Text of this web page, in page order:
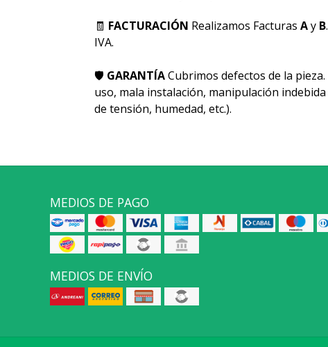
🧾 FACTURACIÓN Realizamos Facturas Ay B
IVA.
🛡 GARANTÍACubrimos defectos de la
uso, mala instalación, manipulación
de tensión, humedad, etc.).
MEDIOS DE PAGO
MEDIOS DE ENVÍO